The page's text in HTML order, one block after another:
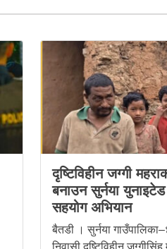
दृष्टिविहीन जग्गी
बनाउन सुर्नया
सहयोग अभियान
बैतडी । सुर्नया